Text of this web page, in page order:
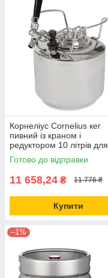
Корнеліус Cornelius кег
пивний із краном і
редуктором 10 літрів для
домашнього пивоваріння
Готово до відправки
11 658,24 ₴ 11 776 ₴
Купити
–1%